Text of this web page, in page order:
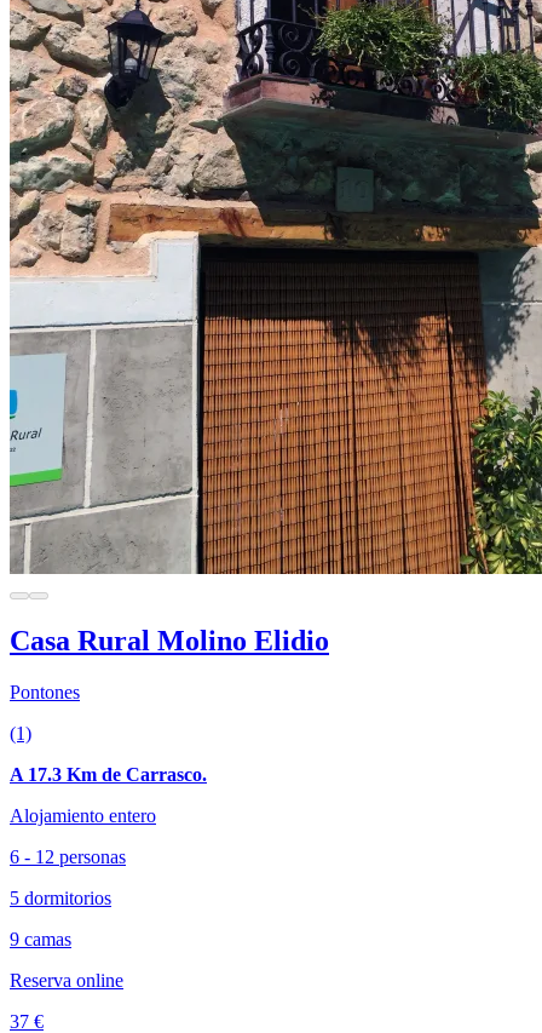
Casa Rural Molino Elidio
Pontones
(1)
A 17.3 Km de Carrasco.
Alojamiento entero
6 - 12 personas
5 dormitorios
9 camas
Reserva online
37 €